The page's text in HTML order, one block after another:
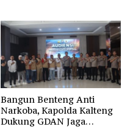
Bangun Benteng Anti
Narkoba, Kapolda Kalteng
Dukung GDAN Jaga